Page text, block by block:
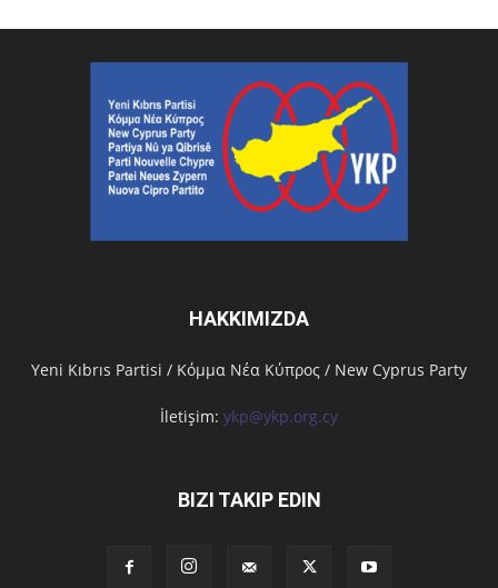
HAKKIMIZDA
Υeni Kıbrıs Partisi / Κόμμα Νέα Κύπρος / New Cyprus Party
İletişim: ykp@ykp.org.cy
BIZI TAKIP EDIN